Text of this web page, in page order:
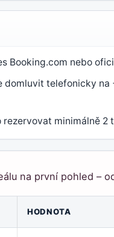
Booking.com nebo
domluvit telefonicky na
rezervovat minimálně 2
na první pohled –
HODNOTA